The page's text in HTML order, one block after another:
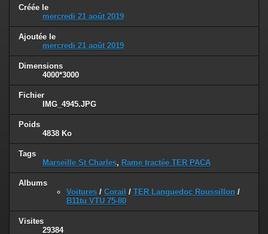
Créée le
mercredi 21 août 2019
Ajoutée le
mercredi 21 août 2019
Dimensions
4000*3000
Fichier
IMG_4945.JPG
Poids
4838 Ko
Tags
Marseille St Charles, Rame tractée TER PACA
Albums
Voitures / Corail / TER Languedoc Roussillon /
B11tu VTU 75-80
Visites
29384